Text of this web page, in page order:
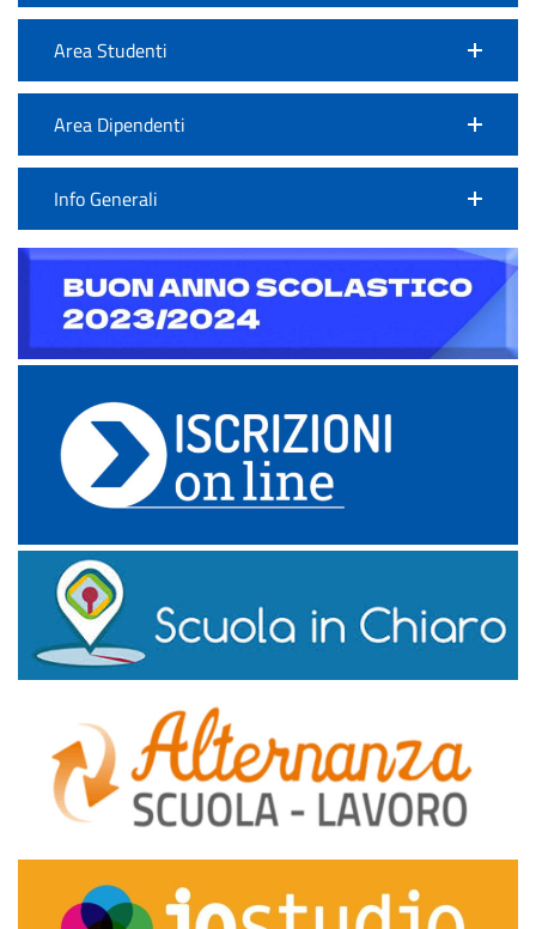
Area Studenti
Area Dipendenti
Info Generali